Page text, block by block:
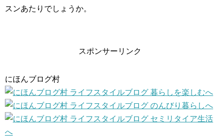
スンあたりでしょうか。
スポンサーリンク
にほんブログ村